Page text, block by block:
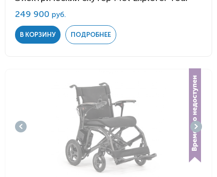
249 900 руб.
В КОРЗИНУ ПОДРОБНЕЕ